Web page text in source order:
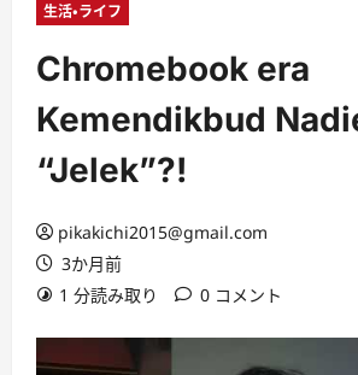
生活・ライフ
Chromebook era
Kemendikbud
“Jelek”?!
pikakichi2015@gmail.com
3か月前
1 分読み取り
0 コメント